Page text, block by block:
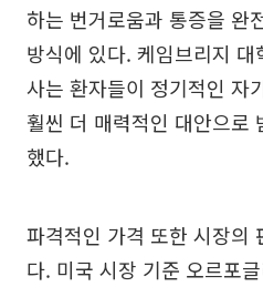
하는 번거로움과 통증을 완
방식에 있다. 케임브리지
사는 환자들이 정기적인 자
훨씬 더 매력적인 대안으로
했다.
파격적인 가격 또한 시장의
다. 미국 시장 기준 오르포